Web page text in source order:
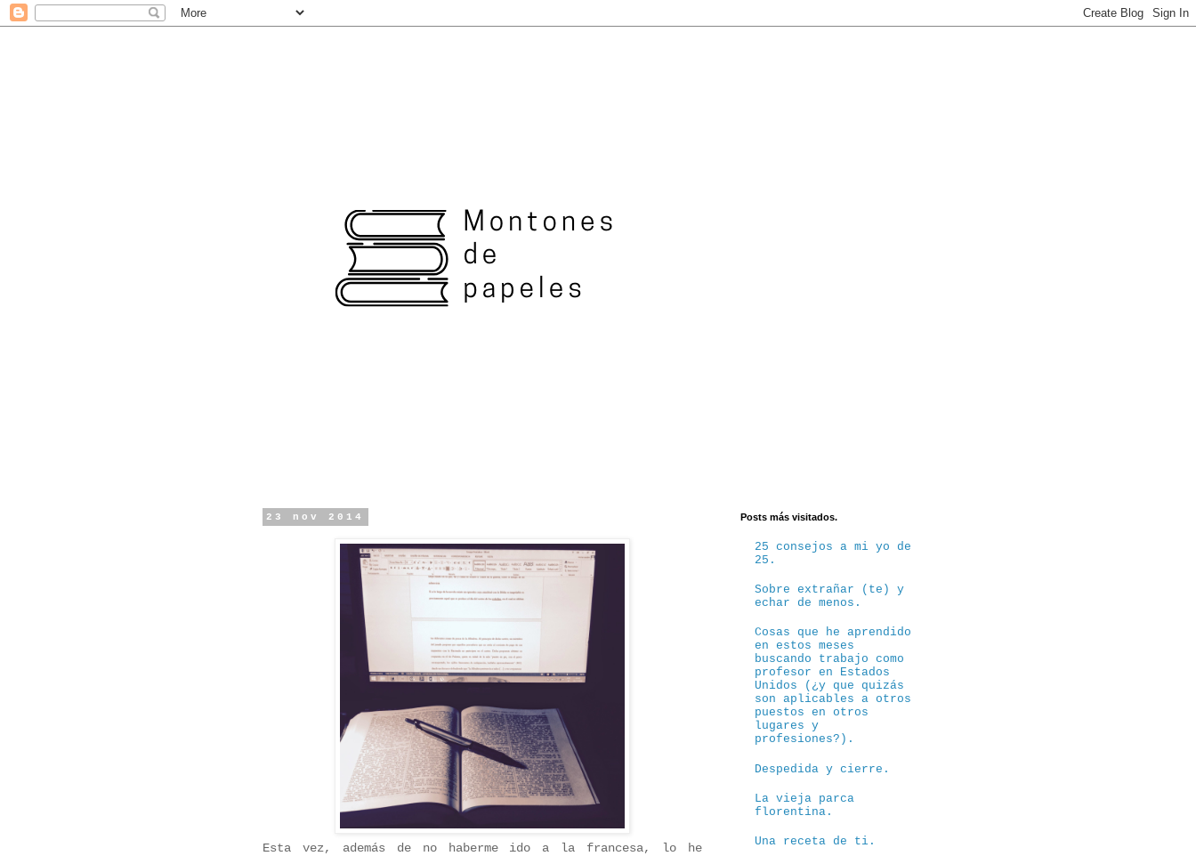
23 nov 2014
Esta vez, además de no haberme ido a la francesa, lo he
Posts más visitados.
25 consejos a mi yo de
25.
Sobre extrañar (te) y
echar de menos.
Cosas que he aprendido
en estos meses
buscando trabajo como
profesor en Estados
Unidos (¿y que quizás
son aplicables a otros
puestos en otros
lugares y
profesiones?).
Despedida y cierre.
La vieja parca
florentina.
Una receta de ti.